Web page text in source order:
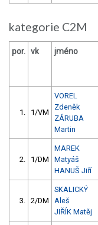
kategorie C2M
por. vk jméno
1. 1/VM
VOREL
Zdeněk
ZÁRUBA
Martin
2. 1/DM
MAREK
Matyáš
HANUŠ Jiří
3. 2/DM
SKALICKÝ
Aleš
JIŘÍK Matěj